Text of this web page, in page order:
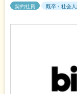
契約社員 既卒・社会